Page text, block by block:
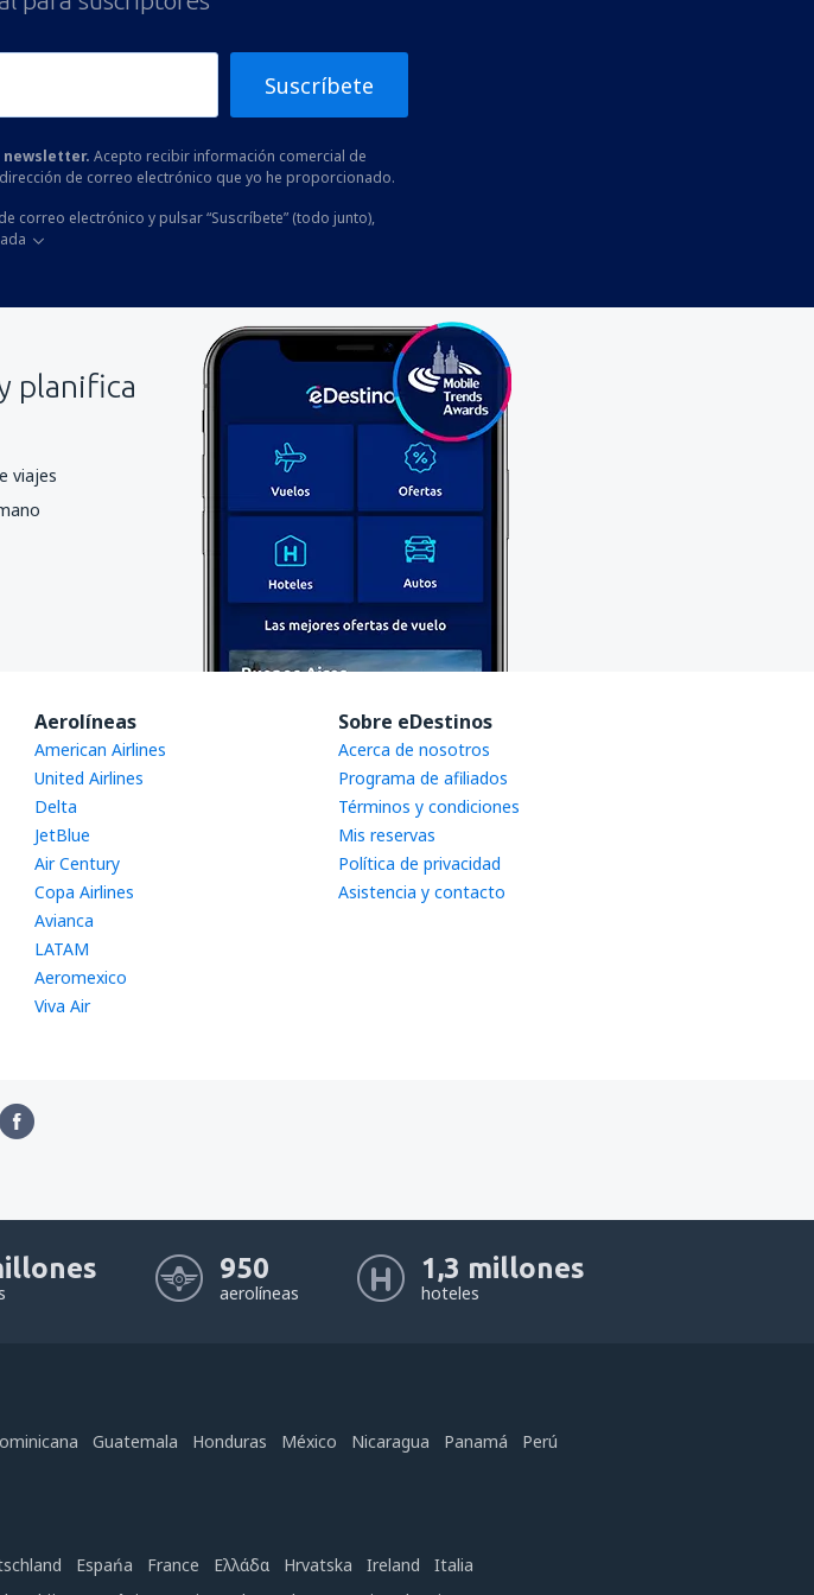
Suscríbete
newsletter. Acepto recibir información comercial de
de correo electrónico que yo he proporcionado.
correo electrónico y pulsar “Suscríbete” (todo junto),
planifica
viajes
Aerolíneas
American Airlines
United Airlines
Delta
JetBlue
Air Century
Copa Airlines
Avianca
LATAM
Aeromexico
Viva Air
Sobre eDestinos
Acerca de nosotros
Programa de afiliados
Términos y condiciones
Mis reservas
Política de privacidad
Asistencia y contacto
950
aerolíneas
1,3 millones
hoteles
Guatemala Honduras México Nicaragua Panamá
Perú
Espańa France Ελλάδα Hrvatska Ireland
Italia